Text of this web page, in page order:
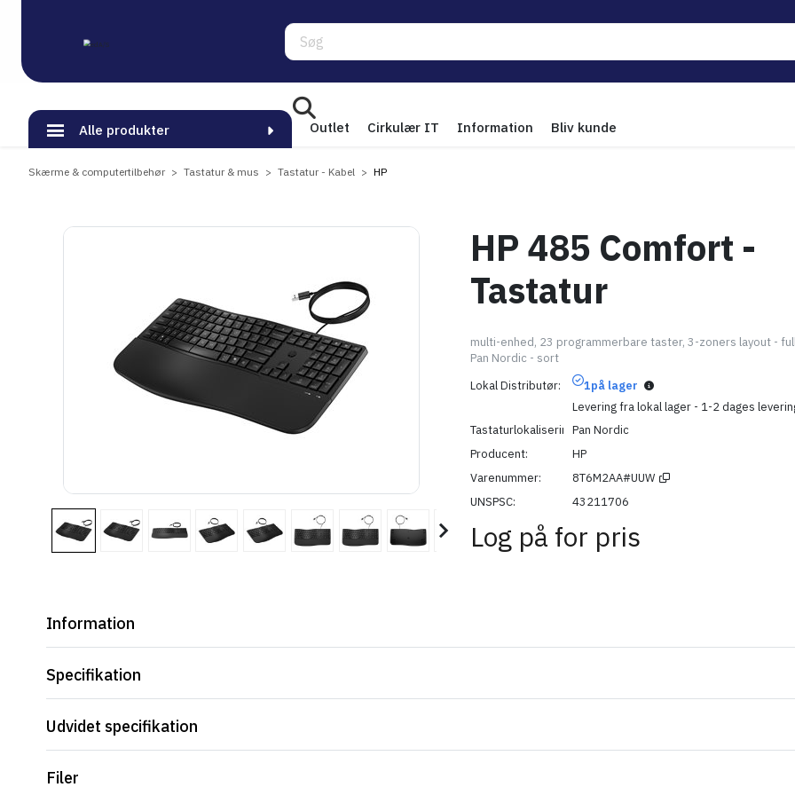
Søg
Alle produkter Outlet Cirkulær IT Information Bliv kunde
Skærme & computertilbehør Tastatur & mus Tastatur - Kabel HP
HP 485 Comfort -
Tastatur
multi-enhed, 23 programmerbare taster, 3-zoners layout -
Pan Nordic - sort
Lokal Distributør
1på lager
Levering fra lokal lager - 1-2 dages
TastaturlokaliseringPan Nordic
Producent
HP
Varenummer
8T6M2AA#UUW
UNSPSC
43211706
Log på for pris
Information
Specifikation
Udvidet specifikation
Filer